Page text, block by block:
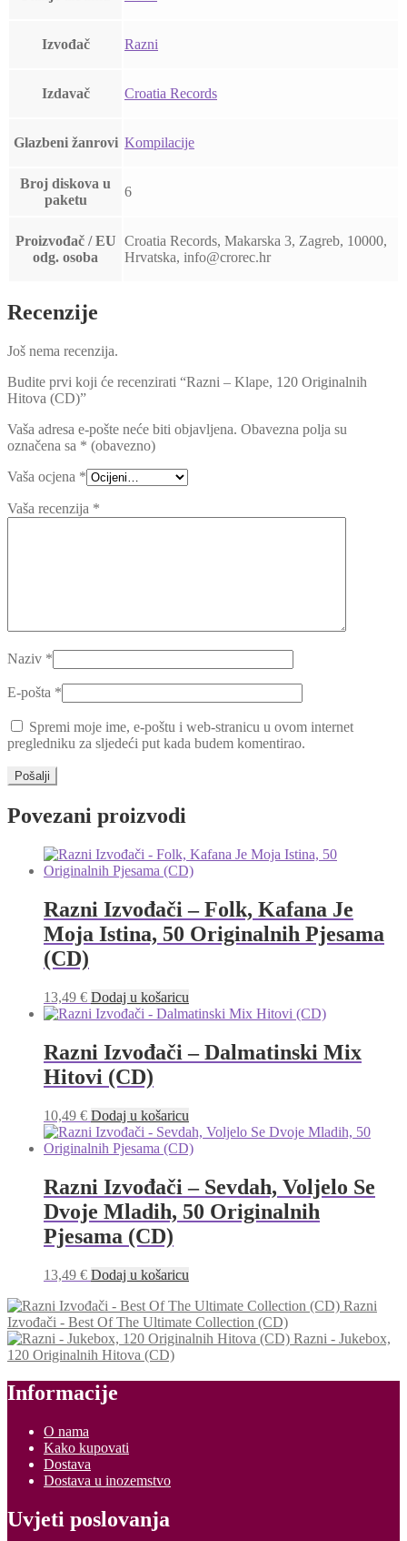
Izvođač Razni
Izdavač Croatia Records
Glazbeni žanrovi Kompilacije
Broj diskova u
paketu
6
Proizvođač / EU
odg. osoba
Croatia Records, Makarska 3, Zagreb, 10000,
Hrvatska, info@crorec.hr
Recenzije
Još nema recenzija.
Budite prvi koji će recenzirati “Razni – Klape, 120 Originalnih
Hitova (CD)”
Vaša adresa e-pošte neće biti objavljena. Obavezna polja su
označena sa * (obavezno)
Vaša ocjena *
Vaša recenzija *
Naziv *
E-pošta *
Spremi moje ime, e-poštu i web-stranicu u ovom internet
pregledniku za sljedeći put kada budem komentirao.
Povezani proizvodi
Razni Izvođači – Folk, Kafana Je
Moja Istina, 50 Originalnih Pjesama
(CD)
13,49 € Dodaj u košaricu
Razni Izvođači – Dalmatinski Mix
Hitovi (CD)
10,49 € Dodaj u košaricu
Razni Izvođači – Sevdah, Voljelo Se
Dvoje Mladih, 50 Originalnih
Pjesama (CD)
13,49 € Dodaj u košaricu
Razni
Izvođači - Best Of The Ultimate Collection (CD)
Razni - Jukebox,
120 Originalnih Hitova (CD)
Informacije
O nama
Kako kupovati
Dostava
Dostava u inozemstvo
Uvjeti poslovanja